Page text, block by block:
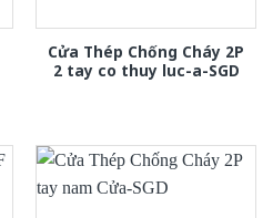
Cửa Thép Chống Cháy 2P
2 tay co thuy luc-a-SGD